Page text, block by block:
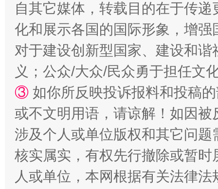
扯下公款旅游的“隐身衣” 如何以
“蜀中异人”王建安的艺术幻境
自其它媒体，转载目的在于传
化和展示各国的国际形象，增
对于建设创新型国家、建设和
义；公众/大众/民众勇于担任文
③ 如你所反映投诉报料和投稿
或不文明用语，请谅解！如因
涉及个人或单位版权和其它问题
核实属实，有权先行撤除或暂
人或单位，本网根据有关法律